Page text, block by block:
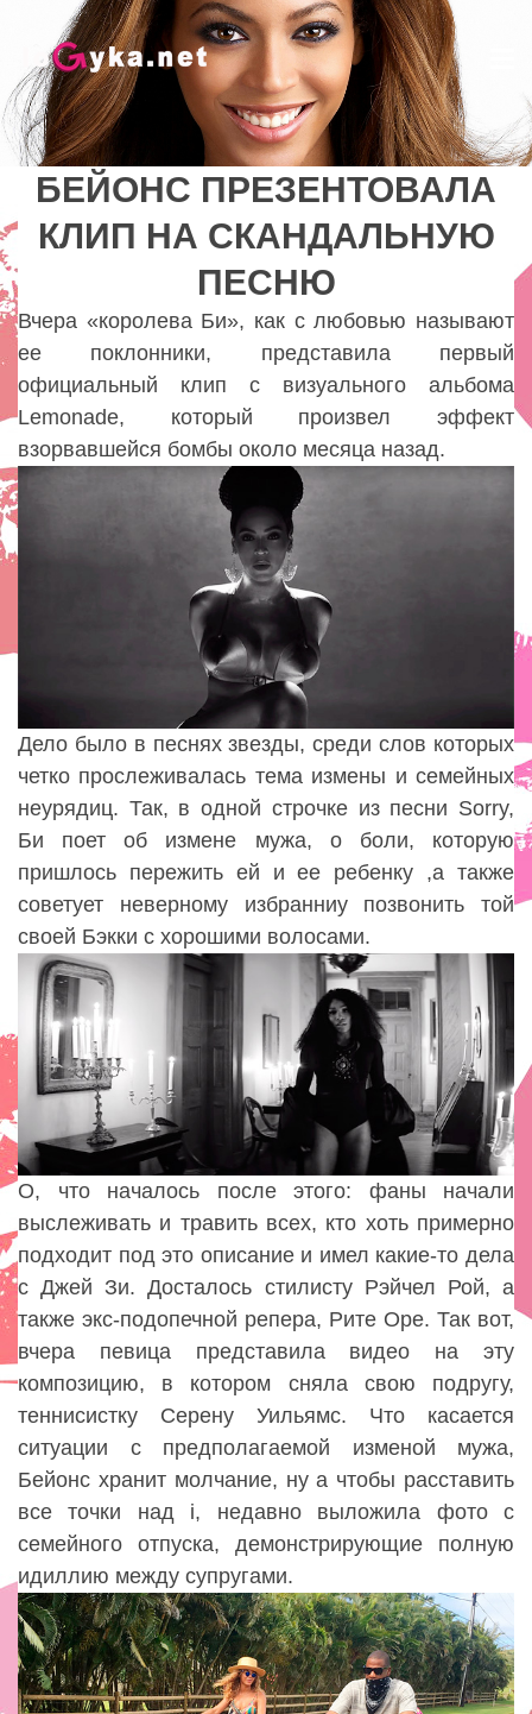
БЕЙОНС ПРЕЗЕНТОВАЛА
КЛИП НА СКАНДАЛЬНУЮ
ПЕСНЮ
Lady
БЕЙОНС ПРЕЗЕНТОВАЛА
КЛИП НА СКАНДАЛЬНУЮ
ПЕСНЮ
Вчера «королева Би», как с любовью называют
ее поклонники, представила первый
официальный клип с визуального альбома
Lemonade, который произвел эффект
взорвавшейся бомбы около месяца назад.
Дело было в песнях звезды, среди слов которых
четко прослеживалась тема измены и семейных
неурядиц. Так, в одной строчке из песни Sorry,
Би поет об измене мужа, о боли, которую
пришлось пережить ей и ее ребенку ,а также
советует неверному избранниу позвонить той
своей Бэкки с хорошими волосами.
О, что началось после этого: фаны начали
выслеживать и травить всех, кто хоть примерно
подходит под это описание и имел какие-то дела
с Джей Зи. Досталось стилисту Рэйчел Рой, а
также экс-подопечной репера, Рите Оре. Так вот,
вчера певица представила видео на эту
композицию, в котором сняла свою подругу,
теннисистку Серену Уильямс. Что касается
ситуации с предполагаемой изменой мужа,
Бейонс хранит молчание, ну а чтобы расставить
все точки над i, недавно выложила фото с
семейного отпуска, демонстрирующие полную
идиллию между супругами.